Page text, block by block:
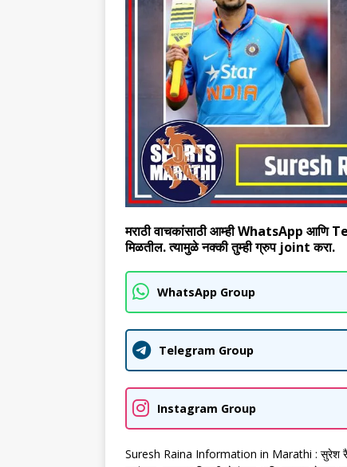
मराठी वाचकांसाठी आम्ही WhatsApp आणि
मिळतील. त्यामुळे नक्की तुम्ही ग्रुप joint करा.
WhatsApp Group
Telegram Group
Instagram Group
Suresh Raina Information in Marathi : सुरेश रैना